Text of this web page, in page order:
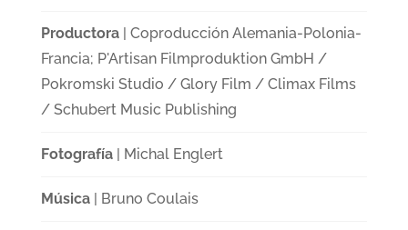
Productora| Coproducción Alemania-Polonia-
Francia; P'Artisan Filmproduktion GmbH /
Pokromski Studio / Glory Film / Climax Films
/ Schubert Music Publishing
Fotografía| Michal Englert
Música| Bruno Coulais